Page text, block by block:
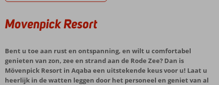
Movenpick Resort
Bent u toe aan rust en ontspanning, en wilt u comfortabel
genieten van zon, zee en strand aan de Rode Zee? Dan is
Mövenpick Resort in Aqaba een uitstekende keus voor u! Laat u
heerlijk in de watten leggen door het personeel en geniet van al